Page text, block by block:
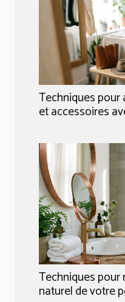
Techniques
et accessoires
Techniques
naturel de votre